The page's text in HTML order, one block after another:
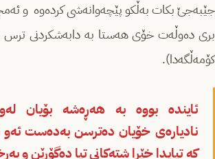
جێبەجێ بكات بەڵكو پێچەوانەشی كردەوە و
بری دەوڵەت خۆی ھەستا بە دابەشكردنی ترس
كۆمەڵگەدا).
ئایندە بووە بە ھەڕەشە بۆیان
نادیارەی خۆیان دەترسن بەدەست
كە تیایدا خێرا شتەكانی تیا دەگۆڕێن و